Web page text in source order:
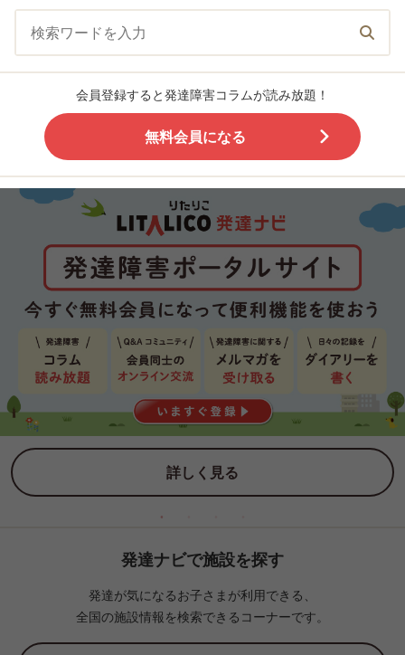
会員登録すると発達障害コラムが読み放題！
無料会員になる
詳しく見る
発達ナビで施設を探す
発達が気になるお子さまが利用できる、
全国の施設情報を検索できるコーナーです。